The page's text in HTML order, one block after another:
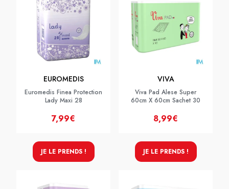
EUROMEDIS
Euromedis Finea Protection
Lady Maxi 28
7,99€
JE LE PRENDS !
VIVA
Viva Pad Alese Super
60cm X 60cm Sachet 30
8,99€
JE LE PRENDS !